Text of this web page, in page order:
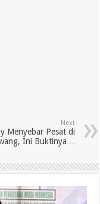
Next
Menyebar Pesat di
Ini Buktinya…